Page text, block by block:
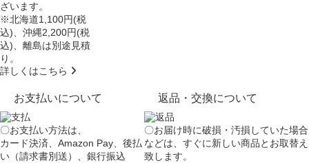
ざいます。
※北海道1,100円(税
込)、沖縄2,200円(税
込)、離島は別途見積
り。
詳しくはこちら
お支払いについて
〇お支払い方法は、
カード決済、Amazon Pay、後払
い（請求書別送）、銀行振込
返品・交換について
〇お届け時に破損・汚損していた場合
などは、すぐに新しい商品とお取替え
致します。